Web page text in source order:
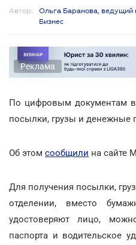
Автор:
Ольга Баранова,
Бизнес
Реклама
По цифровым документам в
посылки, грузы и денежные
Об этом сообщили на сайте
Для получения посылки,
отделении, вместо
удостоверяют лицо,
паспорта и водительское